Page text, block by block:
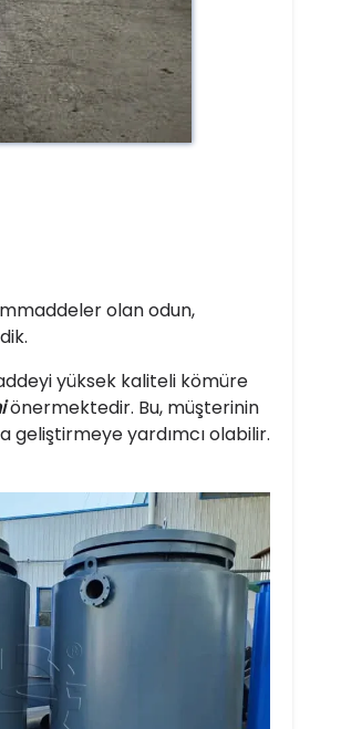
olan odun,
yüksek kaliteli kömüre
önermektedir. Bu, müşterinin
geliştirmeye yardımcı olabilir.